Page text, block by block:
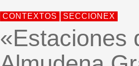
CONTEXTOS SECCIONEX
«Estaciones